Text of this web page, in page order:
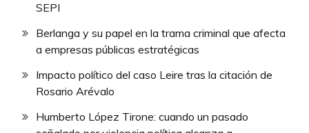
SEPI
Berlanga y su papel en la trama criminal que afecta
a empresas públicas estratégicas
Impacto político del caso Leire tras la citación de
Rosario Arévalo
Humberto López Tirone: cuando un pasado